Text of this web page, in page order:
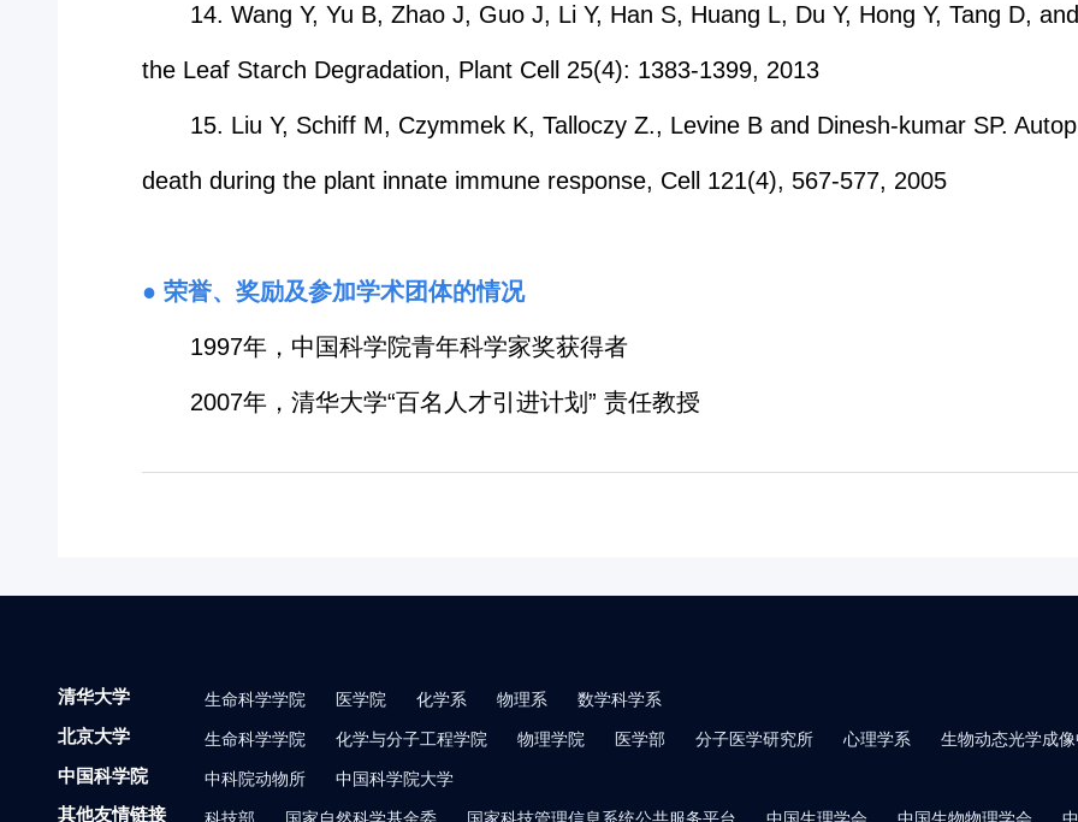
14. Wang Y, Yu B, Zhao J, Guo J, Li Y, Han S, Huang L, Du Y, Hong Y, Tang D,
the Leaf Starch Degradation, Plant Cell 25(4): 1383-1399, 2013
15. Liu Y, Schiff M, Czymmek K, Talloczy Z., Levine B and Dinesh-kumar SP.
death during the plant innate immune response, Cell 121(4), 567-577, 2005
● 荣誉、奖励及参加学术团体的情况
1997年，中国科学院青年科学家奖获得者
2007年，清华大学“百名人才引进计划” 责任教授
清华大学 生命科学学院 医学院 化学系 物理系 数学科学系
北京大学 生命科学学院 化学与分子工程学院 物理学院 医学部 分子医学研究所 心理学系 生物动态光学成
中国科学院 中科院动物所 中国科学院大学
其他友情链接